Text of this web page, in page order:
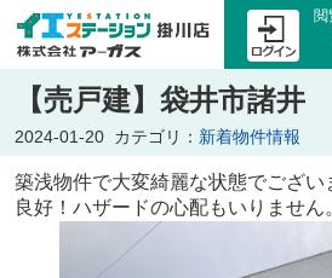
閲
【売戸建】袋井市諸井
2024-01-20 カテゴリ： 新着物件情報
築浅物件で大変綺麗な状態でござい
良好！ハザードの心配もいりません